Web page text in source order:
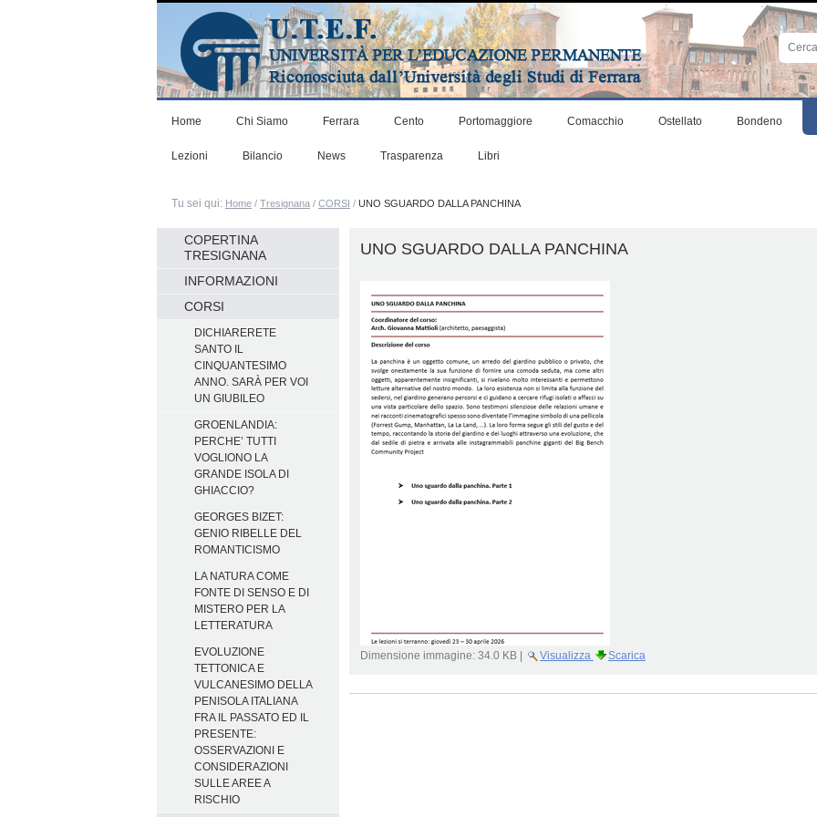
contenuti.
Salta
alla
Cerca
nel
sito
Ricerca
Home Chi Siamo Ferrara Cento Portomaggiore Comacchio Ostellato Bondeno
Lezioni Bilancio News Trasparenza Libri
Tu sei qui: Home / Tresignana / CORSI / UNO SGUARDO DALLA PANCHINA
UNO SGUARDO DALLA PANCHINA
Dimensione immagine: 34.0 KB Visualizza Scarica
Azioni
Navigazione
COPERTINA
TRESIGNANA
INFORMAZIONI
CORSI
DICHIARERETE
SANTO IL
CINQUANTESIMO
ANNO. SARÀ PER VOI
UN GIUBILEO
GROENLANDIA:
PERCHE’ TUTTI
VOGLIONO LA
GRANDE ISOLA DI
GHIACCIO?
GEORGES BIZET:
GENIO RIBELLE DEL
ROMANTICISMO
LA NATURA COME
FONTE DI SENSO E DI
MISTERO PER LA
LETTERATURA
EVOLUZIONE
TETTONICA E
VULCANESIMO DELLA
PENISOLA ITALIANA
FRA IL PASSATO ED IL
PRESENTE:
OSSERVAZIONI E
CONSIDERAZIONI
SULLE AREE A
RISCHIO